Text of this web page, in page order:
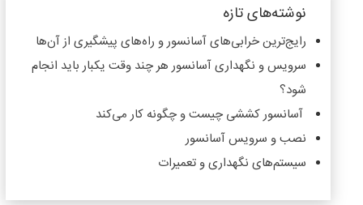
نوشته‌های تازه
رایج‌ترین خرابی‌های آسانسور و راه‌های پیشگیری از آن‌ها
سرویس و نگهداری آسانسور هر چند وقت یکبار باید انجام
شود؟
آسانسور کششی چیست و چگونه کار می‌کند
نصب و سرویس آسانسور
سیستم‌های نگهداری و تعمیرات